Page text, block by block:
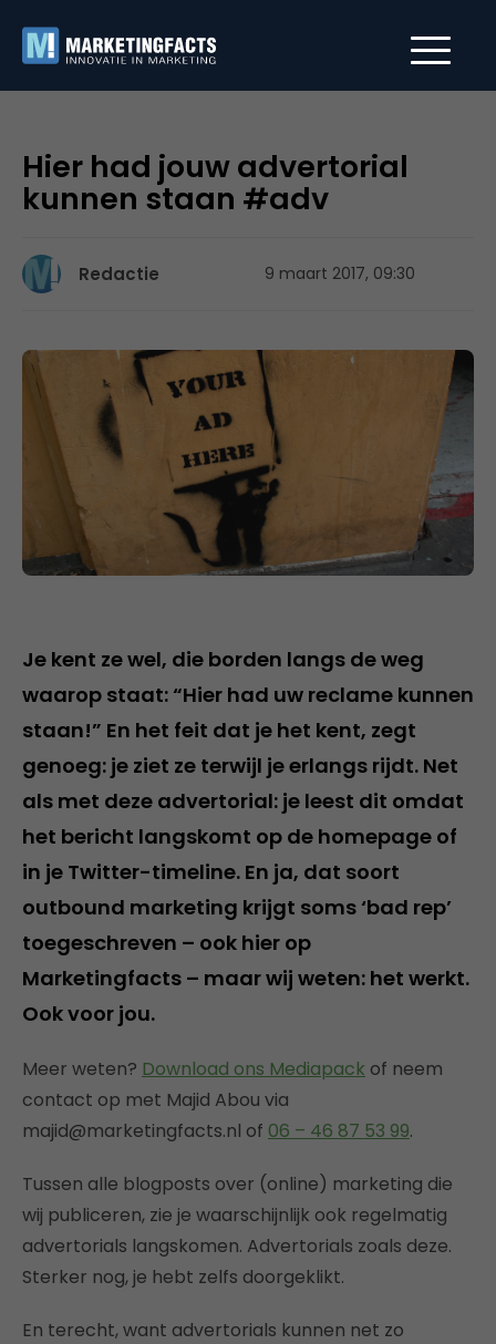
Hier had jouw advertorial
kunnen staan #adv
Redactie 9 maart 2017, 09:30
Je kent ze wel, die borden langs de weg
waarop staat: “Hier had uw reclame kunnen
staan!” En het feit dat je het kent, zegt
genoeg: je ziet ze terwijl je erlangs rijdt. Net
als met deze advertorial: je leest dit omdat
het bericht langskomt op de homepage of
in je Twitter-timeline. En ja, dat soort
outbound marketing krijgt soms ‘bad rep’
toegeschreven – ook hier op
Marketingfacts – maar wij weten: het werkt.
Ook voor jou.
Meer weten? Download ons Mediapack of neem
contact op met Majid Abou via
majid@marketingfacts.nl of 06 – 46 87 53 99.
Tussen alle blogposts over (online) marketing die
wij publiceren, zie je waarschijnlijk ook regelmatig
advertorials langskomen. Advertorials zoals deze.
Sterker nog, je hebt zelfs doorgeklikt.
En terecht, want advertorials kunnen net zo